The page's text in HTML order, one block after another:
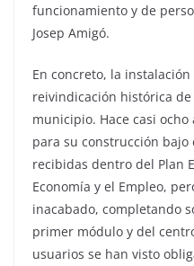
funcionamiento y de
Josep Amigó.
En concreto, la
reivindicación histórica
municipio. Hace casi
para su construcción bajo
recibidas dentro del Plan
Economía y el Empleo,
inacabado, completando
primer módulo y del
usuarios se han visto